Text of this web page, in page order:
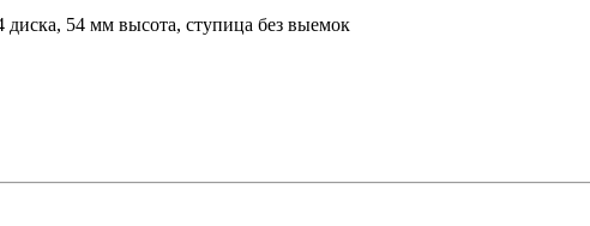
54 мм высота, ступица без выемок